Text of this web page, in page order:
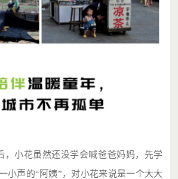
，小花虽然还没学会喊爸爸妈妈，先学
小声的“阿姨”，对小花来说是一个大大